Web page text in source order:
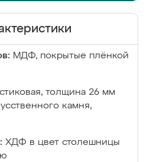
МДФ, покрытые плёнкой
толщина 26 мм
камня,
ХДФ в цвет столешницы